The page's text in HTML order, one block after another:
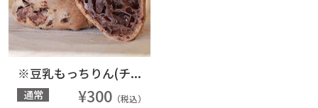
※豆乳もっちりん(チ...
通常 ¥300 （税込）